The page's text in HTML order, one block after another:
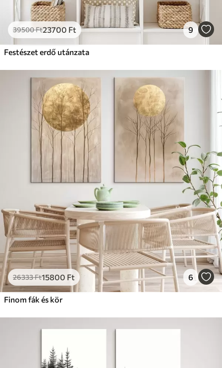
39500Ft23700 Ft 9
Festészet erdő utánzata
26333Ft15800 Ft 6
Finom fák és kör